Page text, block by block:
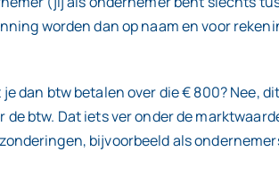
worden dan op naam en voor
dan btw betalen over die € 800? Nee,
btw. Dat iets ver onder de
bijvoorbeeld als